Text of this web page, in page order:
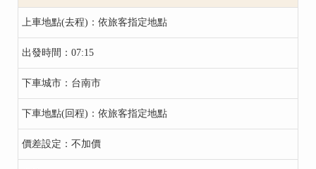
依旅客指定地點
07:15
台南市
依旅客指定地點
不加價